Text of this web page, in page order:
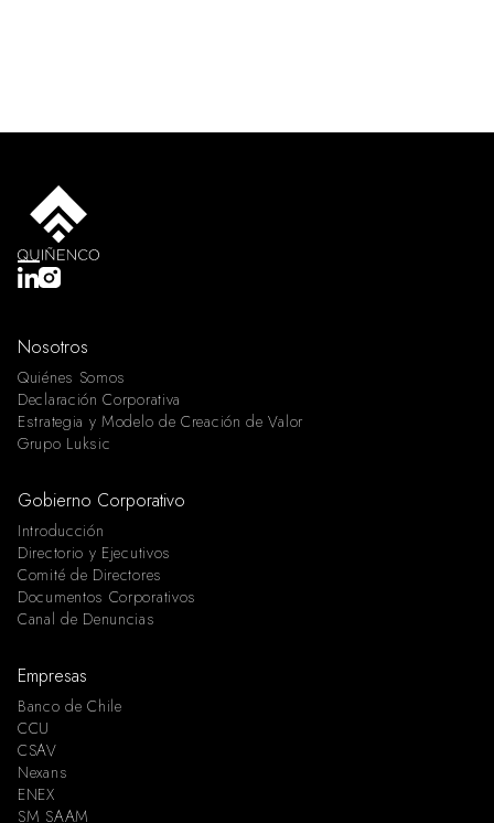
Nosotros
Quiénes Somos
Declaración Corporativa
Estrategia y Modelo de Creación de Valor
Grupo Luksic
Gobierno Corporativo
Introducción
Directorio y Ejecutivos
Comité de Directores
Documentos Corporativos
Canal de Denuncias
Empresas
Banco de Chile
CCU
CSAV
Nexans
ENEX
SM SAAM